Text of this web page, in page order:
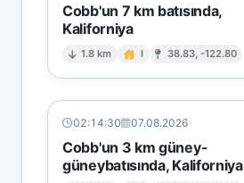
Cobb'un 7 km batısında,
Kaliforniya
1.8 km I 38.83, -122.80
02:14:30 07.08.2026
Cobb'un 3 km güney-
güneybatısında, Kaliforniya